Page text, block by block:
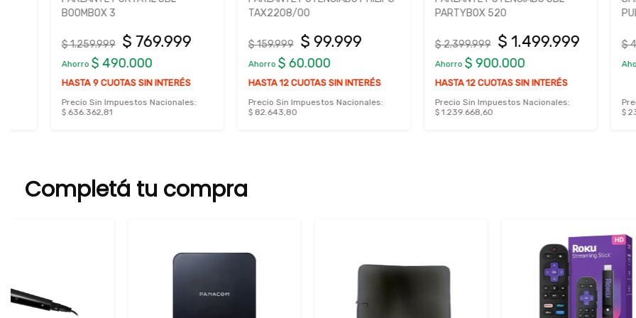
BOOMBOX 3
$ 1.259.999 $ 769.999
$ 490.000
HASTA 9 CUOTAS SIN INTERÉS
Precio Sin Impuestos Nacionales:
$ 636.362,81
TAX2208/00
$ 159.999 $ 99.999
$ 60.000
HASTA 12 CUOTAS SIN INTERÉS
Precio Sin Impuestos Nacionales:
$ 82.643,80
PARTYBOX 520
$ 2.399.999 $ 1.499.999
$ 900.000
HASTA 12 CUOTAS SIN INTERÉS
Precio Sin Impuestos Nacionales:
$ 1.239.668,60
$ 419.999
$
Precio Sin
$
Completá tu compra